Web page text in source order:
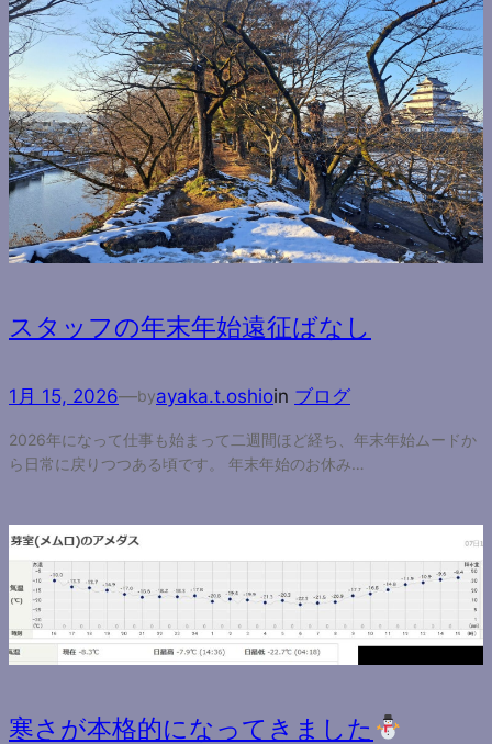
スタッフの年末年始遠征ばなし
1月 15, 2026—byayaka.t.oshioin ブログ
2026年になって仕事も始まって二週間ほど経ち、年末年始ムードか
ら日常に戻りつつある頃です。 年末年始のお休み…
寒さが本格的になってきました